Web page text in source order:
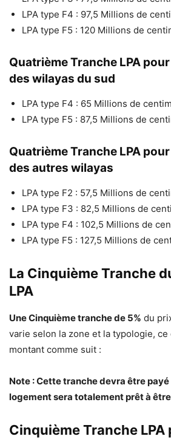
LPA type F4 : 97,5 Millions de
LPA type F5 : 120 Millions de
Quatrième Tranche LPA
des wilayas du sud
LPA type F4 : 65 Millions de
LPA type F5 : 87,5 Millions de
Quatrième Tranche LPA
des autres wilayas
LPA type F2 : 57,5 Millions de
LPA type F3 : 82,5 Millions de
LPA type F4 : 102,5 Millions de
LPA type F5 : 127,5 Millions de
La Cinquième Tranche
LPA
Une Cinquième tranche de 5% du
varie selon la zone et la typologie, ce
montant comme suit :
Note : Cette tranche devra être payé
logement sera totalement prêt à
Cinquième Tranche LPA